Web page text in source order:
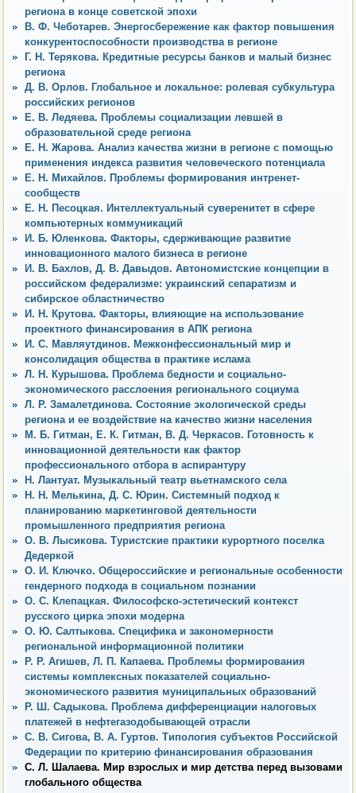
региона в конце советской эпохи
В. Ф. Чеботарев. Энергосбережение как фактор повышения
конкурентоспособности производства в регионе
Г. Н. Терякова. Кредитные ресурсы банков и малый бизнес
региона
Д. В. Орлов. Глобальное и локальное: ролевая субкультура
российских регионов
Е. В. Ледяева. Проблемы социализации левшей в
образовательной среде региона
Е. Н. Жарова. Анализ качества жизни в регионе с помощью
применения индекса развития человеческого потенциала
Е. Н. Михайлов. Проблемы формирования интренет-
сообществ
Е. Н. Песоцкая. Интеллектуальный суверенитет в сфере
компьютерных коммуникаций
И. Б. Юленкова. Факторы, сдерживающие развитие
инновационного малого бизнеса в регионе
И. В. Бахлов, Д. В. Давыдов. Автономистские концепции в
российском федерализме: украинский сепаратизм и
сибирское областничество
И. Н. Крутова. Факторы, влияющие на использование
проектного финансирования в АПК региона
И. С. Мавляутдинов. Межконфессиональный мир и
консолидация общества в практике ислама
Л. Н. Курышова. Проблема бедности и социально-
экономического расслоения регионального социума
Л. Р. Замалетдинова. Состояние экологической среды
региона и ее воздействие на качество жизни населения
М. Б. Гитман, Е. К. Гитман, В. Д. Черкасов. Готовность к
инновационной деятельности как фактор
профессионального отбора в аспирантуру
Н. Лантуат. Музыкальный театр вьетнамского села
Н. Н. Мелькина, Д. С. Юрин. Системный подход к
планированию маркетинговой деятельности
промышленного предприятия региона
О. В. Лысикова. Туристские практики курортного поселка
Дедеркой
О. И. Ключко. Общероссийские и региональные особенности
гендерного подхода в социальном познании
О. С. Клепацкая. Философско-эстетический контекст
русского цирка эпохи модерна
О. Ю. Салтыкова. Специфика и закономерности
региональной информационной политики
Р. Р. Агишев, Л. П. Капаева. Проблемы формирования
системы комплексных показателей социально-
экономического развития муниципальных образований
Р. Ш. Садыкова. Проблема дифференциации налоговых
платежей в нефтегазодобывающей отрасли
С. В. Сигова, В. А. Гуртов. Типология субъектов Российской
Федерации по критерию финансирования образования
С. Л. Шалаева. Мир взрослых и мир детства перед вызовами
глобального общества